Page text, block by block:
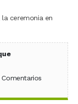
ceremonia en
Facebook
en X (Twitter)
en WhatsApp
Comentarios